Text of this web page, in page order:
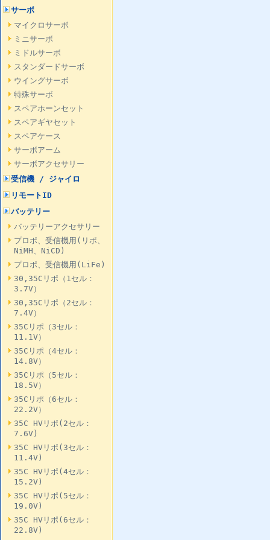
サーボ
マイクロサーボ
ミニサーボ
ミドルサーボ
スタンダードサーボ
ウイングサーボ
特殊サーボ
スペアホーンセット
スペアギヤセット
スペアケース
サーボアーム
サーボアクセサリー
受信機 / ジャイロ
リモートID
バッテリー
バッテリーアクセサリー
プロポ、受信機用(リポ、
NiMH、NiCD)
プロポ、受信機用(LiFe)
30,35Cリポ（1セル：
3.7V）
30,35Cリポ（2セル：
7.4V）
35Cリポ（3セル：
11.1V）
35Cリポ（4セル：
14.8V）
35Cリポ（5セル：
18.5V）
35Cリポ（6セル：
22.2V）
35C HVリポ(2セル：
7.6V)
35C HVリポ(3セル：
11.4V)
35C HVリポ(4セル：
15.2V)
35C HVリポ(5セル：
19.0V)
35C HVリポ(6セル：
22.8V)